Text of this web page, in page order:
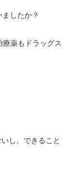
したか？
薬もドラッグス
し、できること